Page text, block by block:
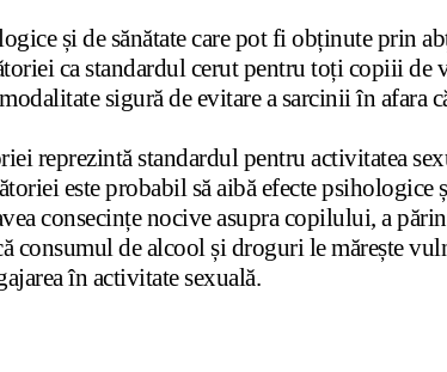
și de sănătate care pot fi obținute prin
ca standardul cerut pentru toți copiii de
sigură de evitare a sarcinii în
reprezintă standardul pentru activitatea
este probabil să aibă efecte
consecințe nocive asupra copilului, a
consumul de alcool și droguri le mărește
în activitate sexuală.